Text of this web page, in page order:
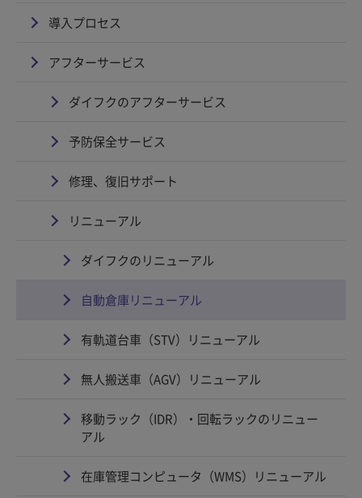
導入プロセス
アフターサービス
ダイフクのアフターサービス
予防保全サービス
修理、復旧サポート
リニューアル
ダイフクのリニューアル
自動倉庫リニューアル
有軌道台車（STV）リニューアル
無人搬送車（AGV）リニューアル
移動ラック（IDR）・回転ラックのリニュー
アル
在庫管理コンピュータ（WMS）リニューアル